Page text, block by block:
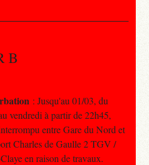
B
: Jusqu'au 01/03, du
vendredi à partir de 22h45,
entre Gare du Nord et
Charles de Gaulle 2 TGV /
en raison de travaux.